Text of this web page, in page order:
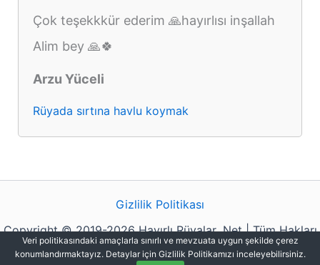
Çok teşekkkür ederim 🙏hayırlısı inşallah
Alim bey 🙏🍀
Arzu Yüceli
Rüyada sırtına havlu koymak
Gizlilik Politikası
Copyright © 2019-2026 Hayırlı Rüyalar .Net | Tüm Hakları
Saklıdır.
Veri politikasındaki amaçlarla sınırlı ve mevzuata uygun şekilde çerez
konumlandırmaktayız. Detaylar için Gizlilik Politikamızı inceleyebilirsiniz.